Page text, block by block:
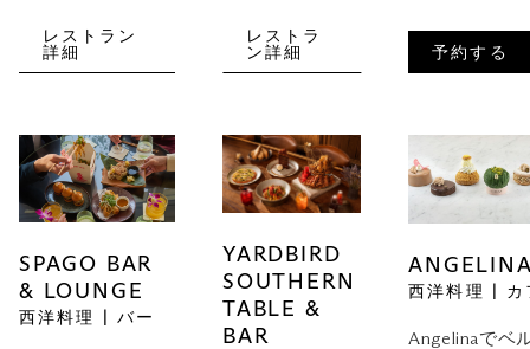
レストラン
詳細
レストラ
ン詳細
予約する
SPAGO BAR
& LOUNGE
西洋料理 | バー
YARDBIRD
SOUTHERN
TABLE &
BAR
西洋料理 | カ
Angelinaでベ